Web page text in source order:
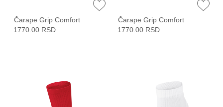
Čarape Grip Comfort
1770.00 RSD
Čarape Grip Comfort
1770.00 RSD